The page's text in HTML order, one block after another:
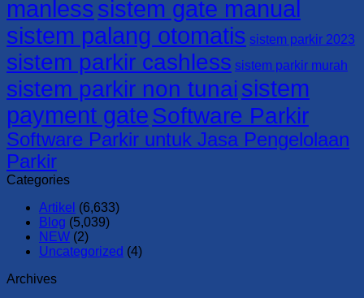
manlesssistem gate manual
sistem palang otomatis sistem parkir 2023
sistem parkir cashless sistem parkir murah
sistem parkir non tunaisistem
payment gateSoftware Parkir
Software Parkir untuk Jasa Pengelolaan
Parkir
Categories
Artikel (6,633)
Blog (5,039)
NEW (2)
Uncategorized (4)
Archives